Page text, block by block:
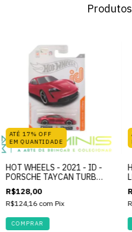
ATÉ 17% OFF
EM QUANTIDADE
HOT WHEELS - 2021 - ID -
PORSCHE TAYCAN TURBO
S #006
R$128,00
R$124,16 com Pix